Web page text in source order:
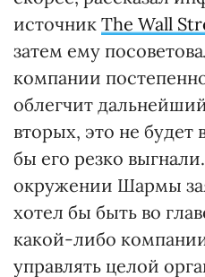
источник The Wall
затем ему
компании
облегчит
вторых, это не будет
бы его резко
окружении Шармы
хотел бы быть во
какой-либо
управлять целой